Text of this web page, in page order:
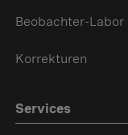
Beobachter-Labor
Korrekturen
Services